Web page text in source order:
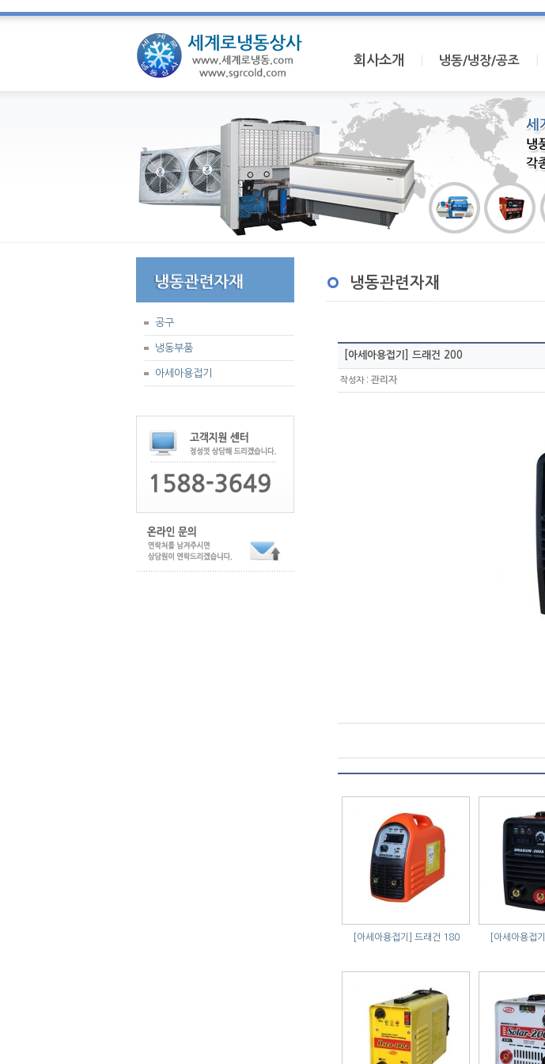
회사소개 냉동/냉장/공조
공구
냉동부품
아세아용접기
냉동관련자재
[아세아용접기] 드래건 200
작성자: 관리자
[아세아용접기] 드래건 180 [아세아용접기]